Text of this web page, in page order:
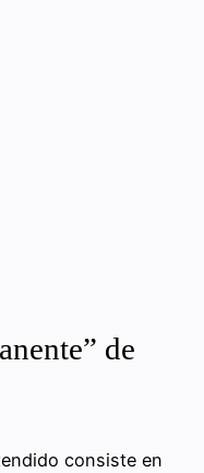
de
consiste en